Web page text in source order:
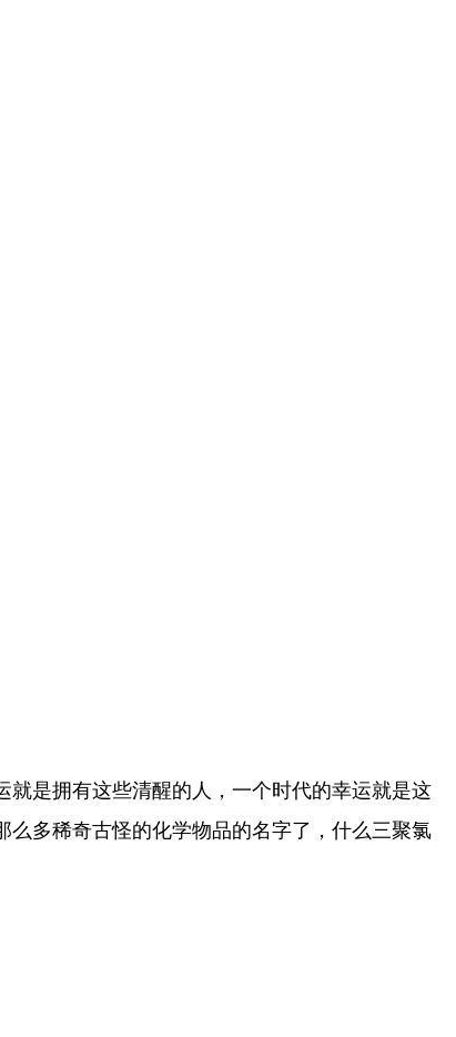
是拥有这些清醒的人，一个时代的幸运就是这
多稀奇古怪的化学物品的名字了，什么三聚氯